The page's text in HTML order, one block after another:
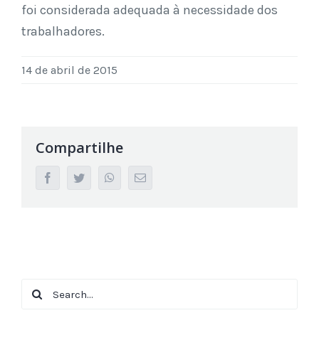
foi considerada adequada à necessidade dos
trabalhadores.
14 de abril de 2015
Compartilhe
facebooktwitter whatsappEmail
Search